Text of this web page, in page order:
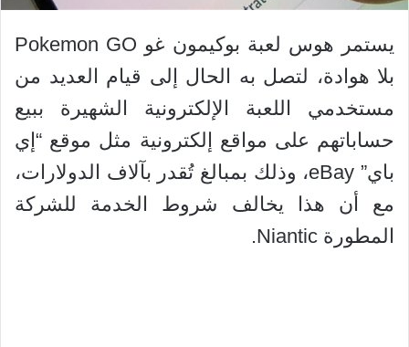
يستمر هوس لعبة بوكيمون غو Pokemon GO
بلا هوادة، لتصل به الحال إلى قيام العديد من
مستخدمي اللعبة الإلكترونية الشهيرة ببيع
حساباتهم على مواقع إلكترونية مثل موقع “إي
باي” eBay، وذلك بمبالغ تُقدر بآلاف الدولارات،
مع أن هذا يخالف شروط الخدمة للشركة
المطورة Niantic.